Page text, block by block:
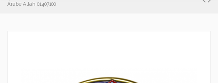
Árabe Allah 01407100